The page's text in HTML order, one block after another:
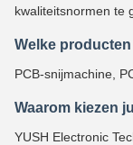
kwaliteitsnormen te
Welke
PCB-snijmachine,
Waarom kiezen
YUSH Electronic